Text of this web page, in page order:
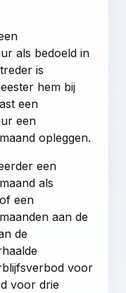
als bedoeld in
is
hem bij
een
een
opleggen.
een
als
een
aan de
de
voor
voor drie